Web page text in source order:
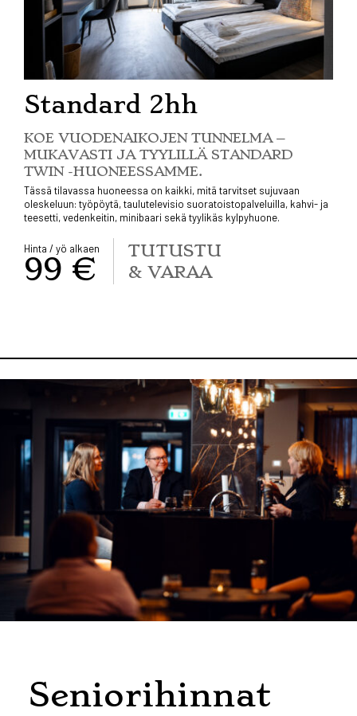
Standard 2hh
KOE VUODENAIKOJEN TUNNELMA –
MUKAVASTI JA TYYLILLÄ STANDARD
TWIN -HUONEESSAMME.
Tässä tilavassa huoneessa on kaikki, mitä tarvitset sujuvaan
oleskeluun: työpöytä, taulutelevisio suoratoistopalveluilla, kahvi- ja
teesetti, vedenkeitin, minibaari sekä tyylikäs kylpyhuone.
Hinta / yö alkaen
99 €
TUTUSTU
& VARAA
Seniorihinnat